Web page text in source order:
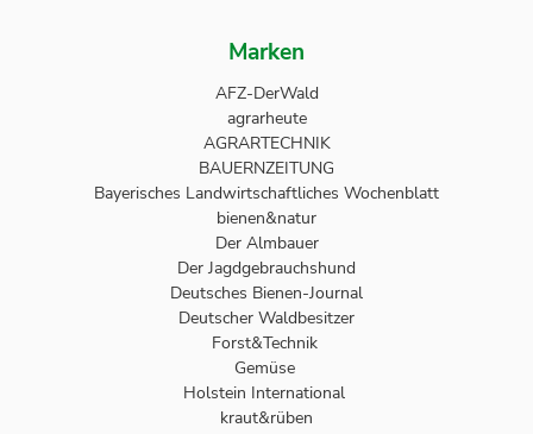
Marken
AFZ-DerWald
agrarheute
AGRARTECHNIK
BAUERNZEITUNG
Bayerisches Landwirtschaftliches Wochenblatt
bienen&natur
Der Almbauer
Der Jagdgebrauchshund
Deutsches Bienen-Journal
Deutscher Waldbesitzer
Forst&Technik
Gemüse
Holstein International
kraut&rüben